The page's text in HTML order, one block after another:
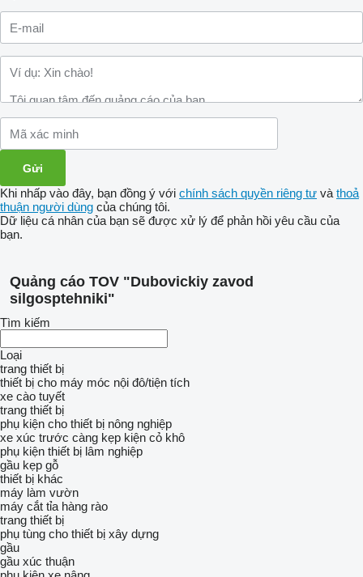
Khi nhấp vào đây, bạn đồng ý với chính sách quyền riêng tư và thoả
thuận người dùng của chúng tôi.
Dữ liệu cá nhân của bạn sẽ được xử lý để phản hồi yêu cầu của
bạn.
Quảng cáo TOV "Dubovickiy zavod
silgosptehniki"
Tìm kiếm
Loại
trang thiết bị
thiết bị cho máy móc nội đô/tiện tích
xe cào tuyết
trang thiết bị
phụ kiện cho thiết bị nông nghiệp
xe xúc trước càng kẹp kiện cỏ khô
phụ kiện thiết bị lâm nghiệp
gầu kẹp gỗ
thiết bị khác
máy làm vườn
máy cắt tỉa hàng rào
trang thiết bị
phụ tùng cho thiết bị xây dựng
gầu
gầu xúc thuận